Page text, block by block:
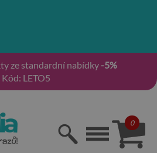
ze standardní nabídky -5%
Kód: LETO5
0